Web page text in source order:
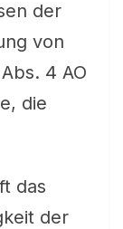
der
von
4 AO
die
das
der